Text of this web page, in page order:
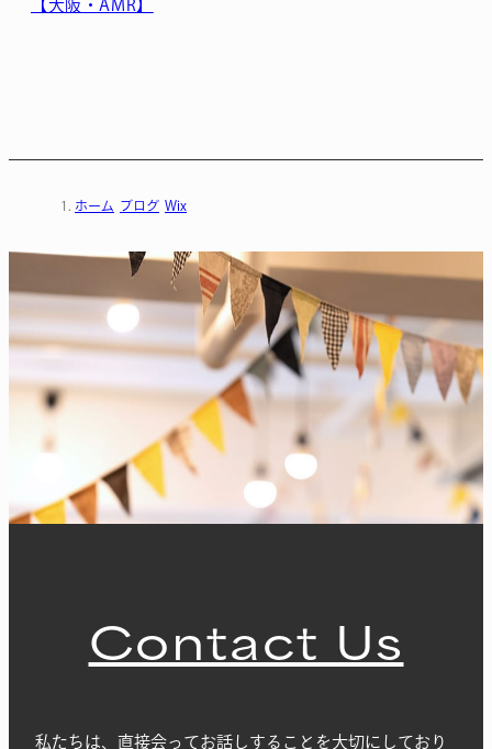
【大阪・AMR】
ホーム ブログ Wix
Contact Us
私たちは、直接会ってお話しすることを大切にしており